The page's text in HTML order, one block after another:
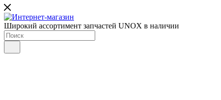
Широкий ассортимент запчастей UNOX в наличии